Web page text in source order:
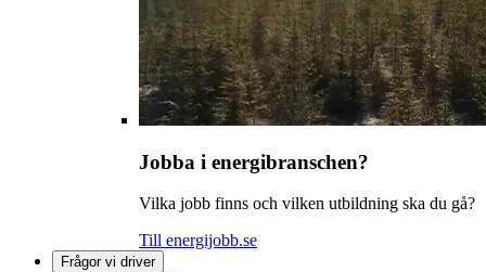
Jobba i energibranschen?
Vilka jobb finns och vilken utbildning ska du gå?
Till energijobb.se
Frågor vi driver